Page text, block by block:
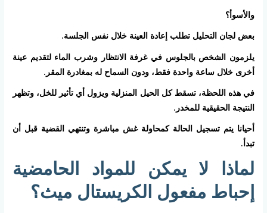
والأسوأ؟
بعض لجان التحليل تطلب إعادة العينة خلال نفس الجلسة.
يلزمون الشخص بالجلوس في غرفة الانتظار وشرب الماء لتقديم عينة
أخرى خلال ساعة واحدة فقط، ودون السماح له بمغادرة المقر.
في هذه اللحظة، تسقط كل الحيل المنزلية ويزول أي تأثير للخل، وتظهر
النتيجة الحقيقية للمخدر.
أحيانا يتم تسجيل الحالة كمحاولة غش مباشرة وتنتهي القضية قبل أن
تبدأ.
لماذا لا يمكن للمواد الحامضية
إحباط مفعول الكريستال ميث؟